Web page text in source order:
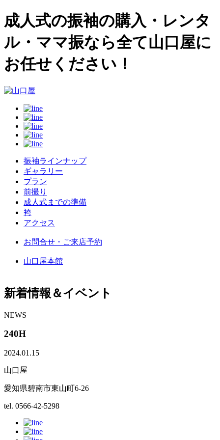
成人式の振袖の購入・レンタ
ル・ママ振なら全て山口屋に
お任せください！
振袖ラインナップ
ギャラリー
プラン
前撮り
成人式までの準備
袴
アクセス
お問合せ・ご来店予約
山口屋本館
新着情報＆イベント
NEWS
240H
2024.01.15
山口屋
愛知県碧南市東山町6-26
tel. 0566-42-5298